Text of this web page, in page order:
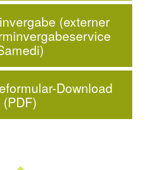
(externer
Download
(PDF)